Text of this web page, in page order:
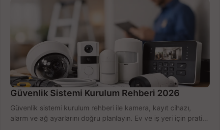
Güvenlik Sistemi Kurulum Rehberi 2026
Güvenlik sistemi kurulum rehberi ile kamera, kayıt cihazı,
alarm ve ağ ayarlarını doğru planlayın. Ev ve iş yeri için pratik